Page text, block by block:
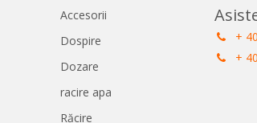
Accesorii
Dospire
Dozare
racire apa
Răcire
+
+